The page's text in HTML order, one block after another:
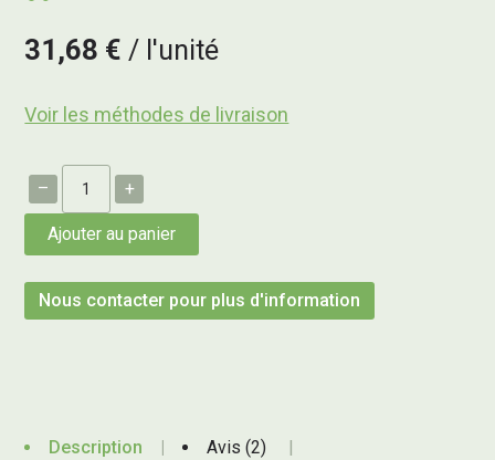
31,68 € l'unité
Voir les méthodes de livraison
– +
Ajouter au panier
Nous contacter pour plus d'information
Description
Avis (2)